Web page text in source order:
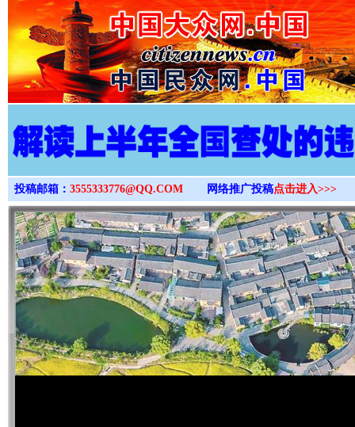
>
投稿邮箱： 3555333776@QQ.COM 网络推广投稿点击进入>>>